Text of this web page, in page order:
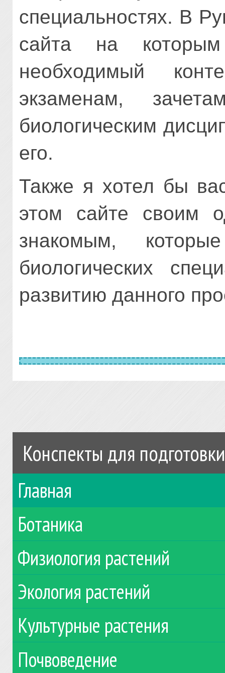
специальностях. В
сайта на
необходимый
экзаменам,
биологическим
его.
Также я хотел бы
этом сайте своим
знакомым,
биологических
развитию данного
Конспекты для
Главная
Ботаника
Физиология растений
Экология растений
Культурные растения
Почвоведение